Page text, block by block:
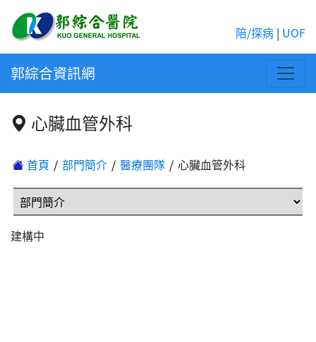
陪/探病 | UOF
郭綜合資訊網
心臟血管外科
首頁 部門簡介 醫療團隊 心臟血管外科
建構中